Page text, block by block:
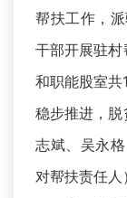
帮扶工作，
干部开展驻
和职能股室
稳步推进，
志斌、吴永
对帮扶责任人）